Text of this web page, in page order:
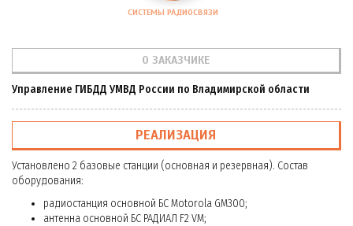
СИСТЕМЫ РАДИОСВЯЗИ
О ЗАКАЗЧИКЕ
Управление ГИБДД УМВД России по Владимирской области
РЕАЛИЗАЦИЯ
Установлено 2 базовые станции (основная и резервная). Состав
оборудования:
радиостанция основной БС Motorola GM300;
антенна основной БС РАДИАЛ F2 VM;